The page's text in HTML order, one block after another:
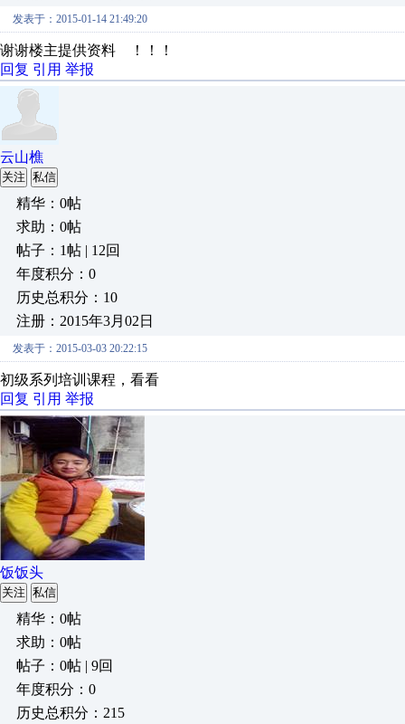
发表于：2015-01-14 21:49:20
谢谢楼主提供资料 ！！！
回复 引用 举报
云山樵
关注 私信
精华：0帖
求助：0帖
帖子：1帖 | 12回
年度积分：0
历史总积分：10
注册：2015年3月02日
发表于：2015-03-03 20:22:15
初级系列培训课程，看看
回复 引用 举报
饭饭头
关注 私信
精华：0帖
求助：0帖
帖子：0帖 | 9回
年度积分：0
历史总积分：215